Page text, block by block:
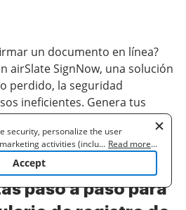
un documento en línea?
airSlate SignNow, una solución
perdido, la seguridad
ineficientes. Genera tus
posibles: dibujar,
de una firma manuscrita.
de golf en línea con
paso a paso para
security, personalize the user
activities (including
partners) and for other business
to learn more. By clicking "Accept"
... Read more...
Accept